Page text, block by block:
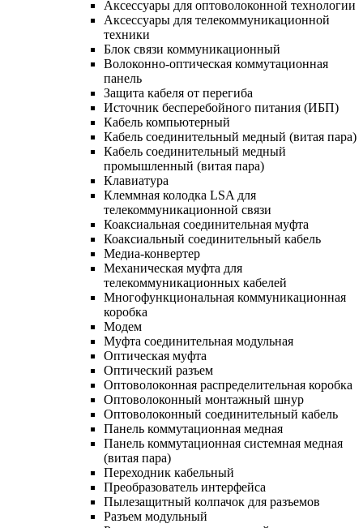
Аксессуары для оптоволоконной технологии
Аксессуары для телекоммуникационной
техники
Блок связи коммуникационный
Волоконно-оптическая коммутационная
панель
Защита кабеля от перегиба
Источник бесперебойного питания (ИБП)
Кабель компьютерный
Кабель соединительный медный (витая пара)
Кабель соединительный медный
промышленный (витая пара)
Клавиатура
Клеммная колодка LSA для
телекоммуникационной связи
Коаксиальная соединительная муфта
Коаксиальный соединительный кабель
Медиа-конвертер
Механическая муфта для
телекоммуникационных кабелей
Многофункциональная коммуникационная
коробка
Модем
Муфта соединительная модульная
Оптическая муфта
Оптический разъем
Оптоволоконная распределительная коробка
Оптоволоконный монтажный шнур
Оптоволоконный соединительный кабель
Панель коммутационная медная
Панель коммутационная системная медная
(витая пара)
Переходник кабельный
Преобразователь интерфейса
Пылезащитный колпачок для разъемов
Разъем модульный